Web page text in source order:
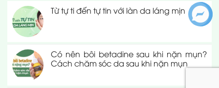
Từ tự ti đến tự tin với làn da láng mịn
Có nên bôi betadine sau khi nặn mụn?
Cách chăm sóc da sau khi nặn mụn